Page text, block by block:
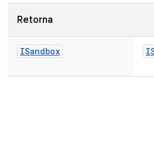
Retorna
ISandbox